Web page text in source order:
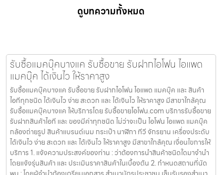
ดูบทความทั้งหมด
รับซื้อแมคบุ๊คบางแค รับซื้อขาย รับฝากไอโฟน ไอแพด
แมคบุ๊ค ได้เงินไว ให้ราคาสูง
รับซื้อแมคบุ๊คบางแค รับซื้อขาย รับฝากไอโฟน ไอแพด แมคบุ๊ค และ สินค้า
ไอทีทุกชนิด ได้เงินไว ง่าย สะดวก และ ได้เงินไว ให้ราคาสูง มีสาขาใกล้คุณ
รับซื้อแมคบุ๊คบางแค ให้บริการโดย รับซื้อขายไอโฟน.com บริการรับซื้อขาย
รับฝากสินค้าไอที และ ของมีค่าทุกชนิด ไม่ว่าจะเป็น ไอโฟน ไอแพด แมคบุ๊ค
กล้องถ่ายรูป สินค้าแบรนด์เนม กระเป๋า นาฬิกา ทีวี จักรยาน เครื่องประดับ
ได้เงินไว ง่าย สะดวก และ ได้เงินไว ให้ราคาสูง มีสาขาใกล้คุณ เงื่อนไขการให้
บริการ 1. แจ้งความประสงค์ของท่าน : ว่าต้องการนำสินค้าชนิดใดมาจำนำ
โดยแจ้งรุ่นสินค้า และ ประเมินราคาสินค้าในเบื้องต้น 2. กำหนดสถานที่นัด